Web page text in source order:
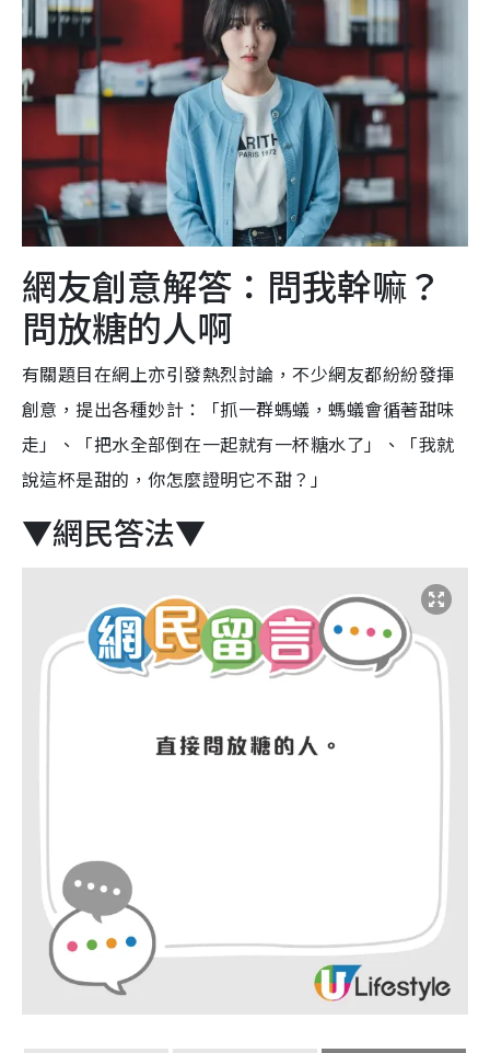
網友創意解答：問我幹嘛？
問放糖的人啊
有關題目在網上亦引發熱烈討論，不少網友都紛紛發揮
創意，提出各種妙計：「抓一群螞蟻，螞蟻會循著甜味
走」、「把水全部倒在一起就有一杯糖水了」、「我就
說這杯是甜的，你怎麼證明它不甜？」
▼網民答法▼